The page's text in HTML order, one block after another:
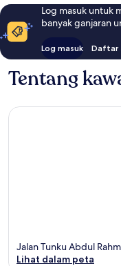
Log masuk untuk
banyak ganjaran
Log masuk Daftar
Tentang
Jalan Tunku Abdul
Lihat dalam peta